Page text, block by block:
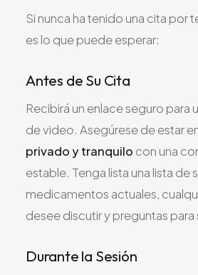
Si nunca ha tenido una cita por
es lo que puede esperar:
Antes de Su Cita
Recibirá un enlace seguro para
de video. Asegúrese de estar
privado y tranquilo con una
estable. Tenga lista una lista de
medicamentos actuales,
desee discutir y preguntas para
Durante la Sesión